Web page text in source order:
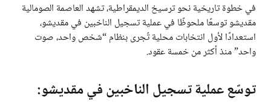
في خطوة تاريخية نحو ترسيخ الديمقراطية، تشهد العاصمة الصومالية
مقديشو توسعًا ملحوظًا في عملية تسجيل الناخبين في مقديشو،
استعدادًا لأول انتخابات محلية تُجرى بنظام “شخص واحد، صوت
واحد” منذ أكثر من خمسة عقود.
توسّع عملية تسجيل الناخبين في مقديشو: